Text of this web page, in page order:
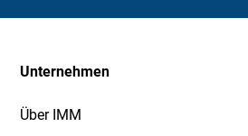
Unternehmen
Über IMM